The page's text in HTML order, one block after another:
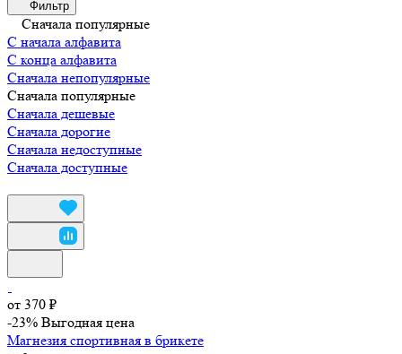
Фильтр
Сначала популярные
С начала алфавита
С конца алфавита
Сначала непопулярные
Сначала популярные
Сначала дешевые
Сначала дорогие
Сначала недоступные
Сначала доступные
от 370 ₽
-23% Выгодная цена
Магнезия спортивная в брикете